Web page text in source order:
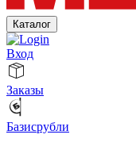
Каталог
Вход
Заказы
Базисрубли